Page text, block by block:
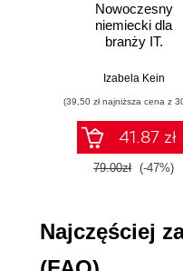
Nowoczesny
niemiecki dla
branży IT.
przykłady i
Izabela Kein
(39,50 zł najniższa cena z
41.87 zł
79.00zł (-47%)
Najczęściej